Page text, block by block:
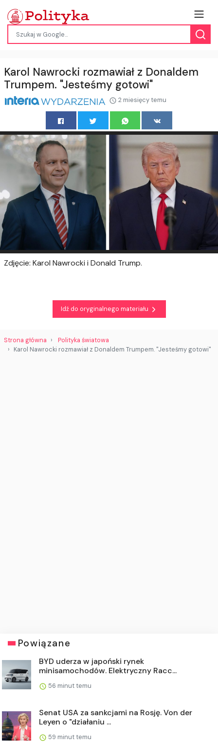
Karol Nawrocki rozmawiał z Donaldem
Trumpem. "Jesteśmy gotowi"
2 miesięcy temu
Zdjęcie: Karol Nawrocki i Donald Trump.
Idź do oryginalnego materiału
Strona główna
Polityka światowa
Karol Nawrocki rozmawiał z Donaldem Trumpem. "Jesteśmy gotowi"
Powiązane
BYD uderza w japoński rynek
minisamochodów. Elektryczny Racc...
56 minut temu
Senat USA za sankcjami na Rosję. Von der
Leyen o "działaniu ...
59 minut temu